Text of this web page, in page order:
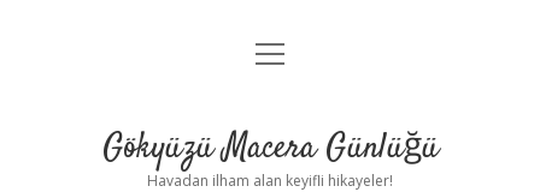
Anasayfa
Yasal Uyarı
menüyü
Gökyüzü Macera Günlüğü
Havadan ilham alan keyifli hikayeler!